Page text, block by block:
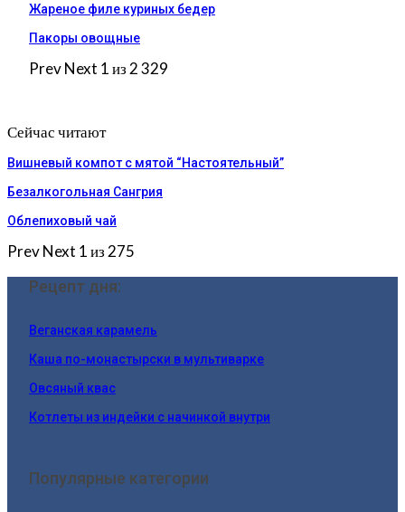
Жареное филе куриных бедер
Пакоры овощные
PrevNext 1 из 2 329
Сейчас читают
Вишневый компот с мятой “Настоятельный”
Безалкогольная Сангрия
Облепиховый чай
PrevNext 1 из 275
Рецепт дня:
Веганская карамель
Каша по-монастырски в мультиварке
Овсяный квас
Котлеты из индейки с начинкой внутри
Популярные категории